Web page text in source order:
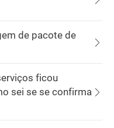
de pacote de
ficou
sei se se confirma